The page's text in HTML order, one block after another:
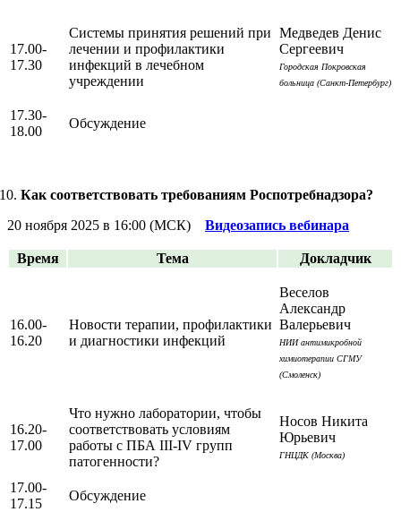
17.00-
17.30
Системы принятия решений при
лечении и профилактики
инфекций в лечебном
учреждении
Медведев Денис
Сергеевич
Городская Покровская
больница (Санкт-Петербург)
17.30-
18.00
Обсуждение
Как соответствовать требованиям Роспотребнадзора?
20 ноября 2025 в 16:00 (МСК) Видеозапись вебинара
Время Тема Докладчик
16.00-
16.20
Новости терапии, профилактики
и диагностики инфекций
Веселов
Александр
Валерьевич
НИИ антимикробной
химиотерапии СГМУ
(Смоленск)
16.20-
17.00
Что нужно лаборатории, чтобы
соответствовать условиям
работы с ПБА III-IV групп
патогенности?
Носов Никита
Юрьевич
ГНЦДК (Москва)
17.00-
17.15
Обсуждение